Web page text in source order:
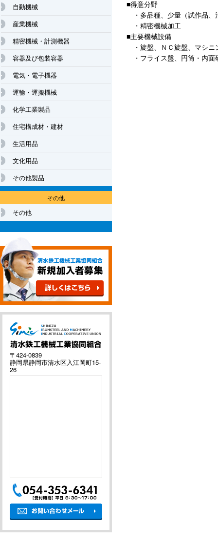
■得意分野
・多品種、少量（試作品、
・精密機械加工
■主要機械設備
・旋盤、ＮＣ旋盤、マシニ
・フライス盤、円筒・内面
自動機械
産業機械
精密機械・計測機器
容器及び包装容器
電気・電子機器
運輸・運搬機械
化学工業製品
住宅構成材・建材
生活用品
文化用品
その他製品
その他
その他
〒424-0839
静岡県静岡市清水区入江岡町15-
26